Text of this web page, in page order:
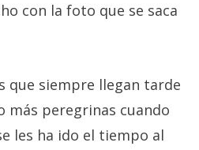
con la foto que se saca
que siempre llegan tarde
más peregrinas cuando
les ha ido el tiempo al